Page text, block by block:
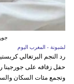
لشبونة - المغرب اليوم
رد النجم البرتغالي
حفل زفافه على جورجينا
وتجمع مئات السكان